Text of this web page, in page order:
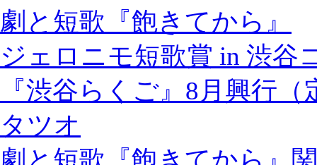
劇と短歌『飽きてから』
ジェロニモ短歌賞 in 渋谷
『渋谷らくご』8月興行
タツオ